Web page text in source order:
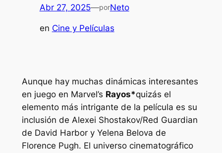
Abr 27, 2025—porNeto
en Cine y Películas
Aunque hay muchas dinámicas interesantes
en juego en Marvel’s Rayos*quizás el
elemento más intrigante de la película es su
inclusión de Alexei Shostakov/Red Guardian
de David Harbor y Yelena Belova de
Florence Pugh. El universo cinematográfico